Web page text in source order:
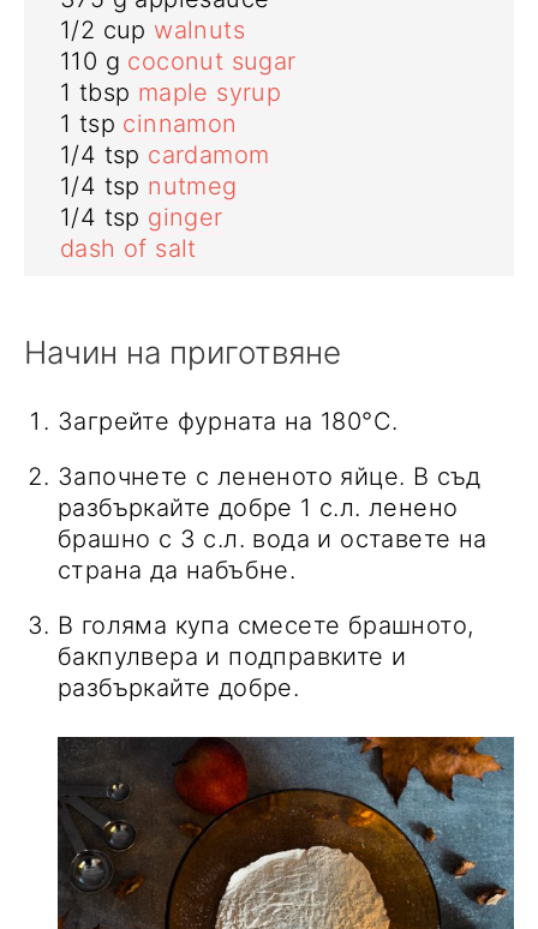
1/2 cup walnuts
110 g coconut sugar
1 tbsp maple syrup
1 tsp cinnamon
1/4 tsp cardamom
1/4 tsp nutmeg
1/4 tsp ginger
dash of salt
Начин на приготвяне
Загрейте фурната на 180°С.
Започнете с лененото яйце. В съд
разбъркайте добре 1 с.л. ленено
брашно с 3 с.л. вода и оставете на
страна да набъбне.
В голяма купа смесете брашното,
бакпулвера и подправките и
разбъркайте добре.